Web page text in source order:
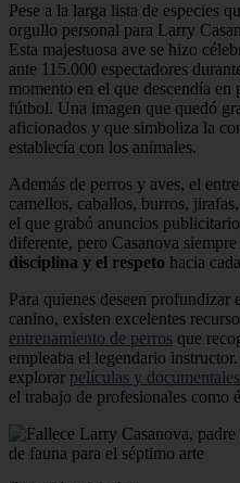
Pese a la larga lista de especies
orgullo personal para Larry
Esta majestuosa ave se hizo
ante 115.000 espectadores
momento en el que descendía
fútbol. Una imagen que quedó
aficionados y que simboliza la
establecía con los animales.
Además de perros y aves, el
camellos, caballos, burros,
el que grabó anuncios
diferente, pero Casanova
disciplina y el respeto hacia
Para quienes deseen profundizar
canino, existen excelentes
entrenamiento de perros que
empleaba el legendario
explorar películas y
el trabajo de profesionales como